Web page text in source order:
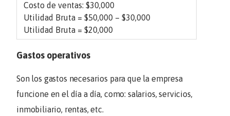
Costo de ventas: $30,000
Utilidad Bruta = $50,000 – $30,000
Utilidad Bruta = $20,000
Gastos operativos
Son los gastos necesarios para que la empresa
funcione en el día a día, como: salarios, servicios,
inmobiliario, rentas, etc.